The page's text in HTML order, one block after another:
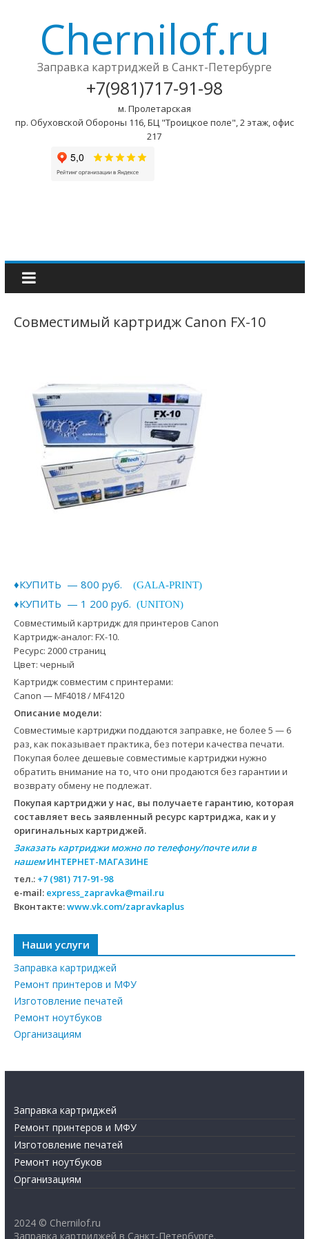
Chernilof.ru
Заправка картриджей в Санкт-Петербурге
+7(981)717-91-98
м. Пролетарская
пр. Обуховской Обороны 116, БЦ "Троицкое поле", 2 этаж, офис
217
Совместимый картридж Canon FX-10
♦КУПИТЬ — 800 руб. (GALA-PRINT)
♦КУПИТЬ — 1 200 руб. (UNITON)
Совместимый картридж для принтеров Canon
Картридж-аналог: FX-10.
Ресурс: 2000 страниц
Цвет: черный
Картридж совместим с принтерами:
Canon — MF4018 / MF4120
Описание модели:
Совместимые картриджи поддаются заправке, не более 5 — 6
раз, как показывает практика, без потери качества печати.
Покупая более дешевые совместимые картриджи нужно
обратить внимание на то, что они продаются без гарантии и
возврату обмену не подлежат.
Покупая картриджи у нас, вы получаете гарантию, которая
составляет весь заявленный ресурс картриджа, как и у
оригинальных картриджей.
Заказать картриджи можно по телефону/почте или в
нашемИНТЕРНЕТ-МАГАЗИНЕ
тел.: +7 (981) 717-91-98
e-mail: express_zapravka@mail.ru
Вконтакте:www.vk.com/zapravkaplus
Наши услуги
Заправка картриджей
Ремонт принтеров и МФУ
Изготовление печатей
Ремонт ноутбуков
Организациям
Заправка картриджей
Ремонт принтеров и МФУ
Изготовление печатей
Ремонт ноутбуков
Организациям
2024 © Chernilof.ru
Заправка картриджей в Санкт-Петербурге.